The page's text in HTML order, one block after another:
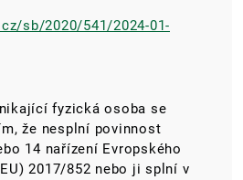
sb/2020/541/2024-01-
fyzická osoba se
že nesplní povinnost
14 nařízení Evropského
2017/852 nebo ji splní v